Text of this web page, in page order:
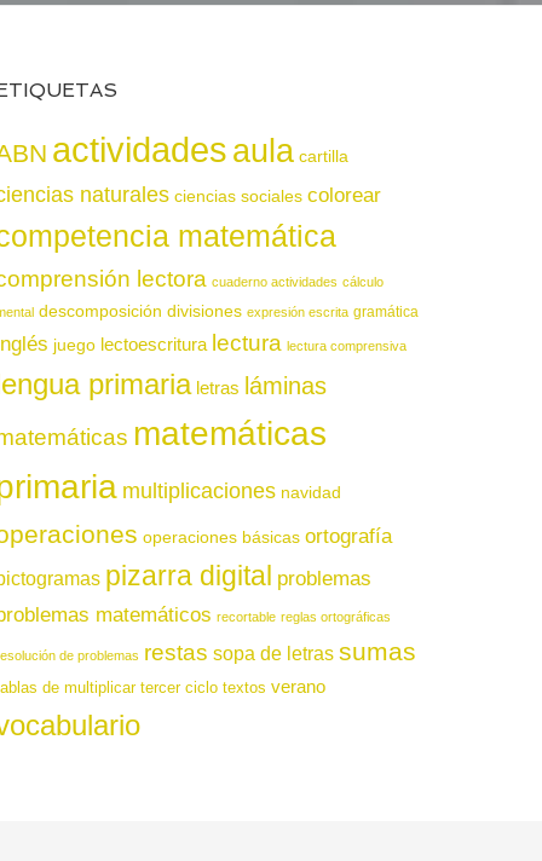
actividadesaula cartilla
naturales ciencias sociales colorear
matemática
lectora cuaderno actividades cálculo
descomposición divisiones expresión escrita gramática
juego lectoescritura lectura lectura comprensiva
primaria letras láminas
matemáticas
multiplicaciones navidad
operaciones básicas ortografía
pizarra digital problemas
matemáticos recortable reglas ortográficas
de problemas restas sopa de letras sumas
de multiplicar tercer ciclo textos verano